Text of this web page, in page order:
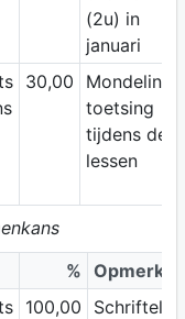
(2u) in
januari
30,00
Mondelinge
toetsing
tijdens de
lessen
%
100,00
Schriftelijk